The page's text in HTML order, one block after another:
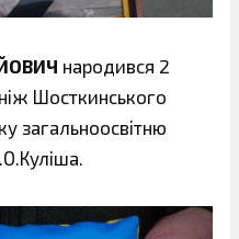
народився 2
Шосткинського
загальноосвітню